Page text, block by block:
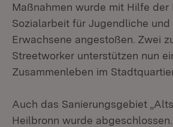
Maßnahmen wurde mit Hilfe der
Sozialarbeit für Jugendliche und
Erwachsene angestoßen. Zwei
Streetworker unterstützen nun
Zusammenleben im
Auch das Sanierungsgebiet
Heilbronn wurde